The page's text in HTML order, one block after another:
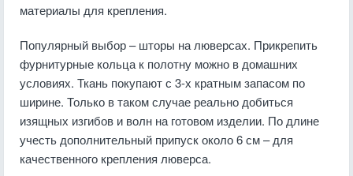
материалы для крепления.
Популярный выбор – шторы на люверсах. Прикрепить
фурнитурные кольца к полотну можно в домашних
условиях. Ткань покупают с 3-х кратным запасом по
ширине. Только в таком случае реально добиться
изящных изгибов и волн на готовом изделии. По длине
учесть дополнительный припуск около 6 см – для
качественного крепления люверса.